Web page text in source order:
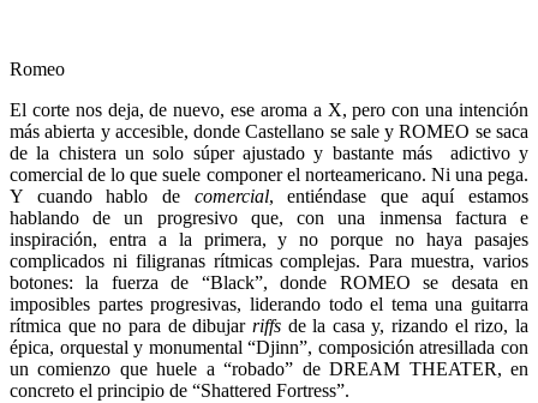
Romeo
El corte nos deja, de nuevo, ese aroma a X, pero con una intención
más abierta y accesible, donde Castellano se sale y ROMEO se saca
de la chistera un solo súper ajustado y bastante más adictivo y
comercial de lo que suele componer el norteamericano. Ni una pega.
Y cuando hablo de comercial, entiéndase que aquí estamos
hablando de un progresivo que, con una inmensa factura e
inspiración, entra a la primera, y no porque no haya pasajes
complicados ni filigranas rítmicas complejas. Para muestra, varios
botones: la fuerza de “Black”, donde ROMEO se desata en
imposibles partes progresivas, liderando todo el tema una guitarra
rítmica que no para de dibujar riffsde la casa y, rizando el rizo, la
épica, orquestal y monumental “Djinn”, composición atresillada con
un comienzo que huele a “robado” de DREAM THEATER, en
concreto el principio de “Shattered Fortress”.